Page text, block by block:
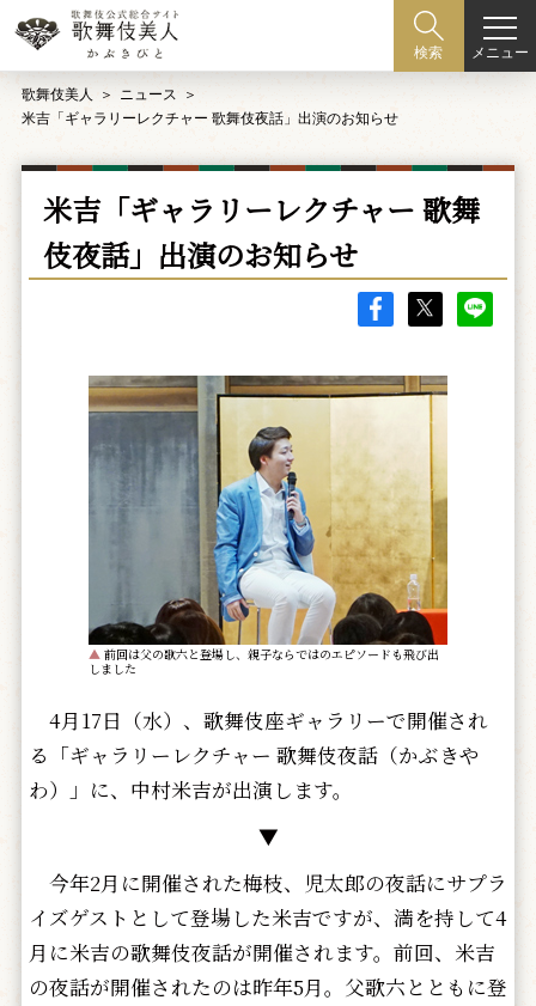
検索 メニュー
歌舞伎美人
ニュース
米吉「ギャラリーレクチャー 歌舞伎夜話」出演のお知らせ
米吉「ギャラリーレクチャー 歌舞
伎夜話」出演のお知らせ
▲ 前回は父の歌六と登場し、 親子ならではのエピソードも飛び出
しました
4月17日（水）、歌舞伎座ギャラリーで開催され
る「ギャラリーレクチャー 歌舞伎夜話（かぶきや
わ）」に、中村米吉が出演します。
▼
今年2月に開催された梅枝、児太郎の夜話にサプラ
イズゲストとして登場した米吉ですが、満を持して4
月に米吉の歌舞伎夜話が開催されます。前回、米吉
の夜話が開催されたのは昨年5月。父歌六とともに登